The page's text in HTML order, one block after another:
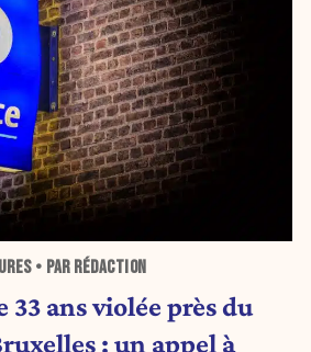
• PAR RÉDACTION
33 ans violée près du
: un appel à